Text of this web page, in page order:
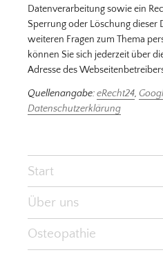
Datenverarbeitung sowie ein
Sperrung oder Löschung dieser
weiteren Fragen zum Thema
können Sie sich jederzeit über
Adresse des
Quellenangabe:eRecht24,
Datenschutzerklärung
Start
Über uns
Osteopathie